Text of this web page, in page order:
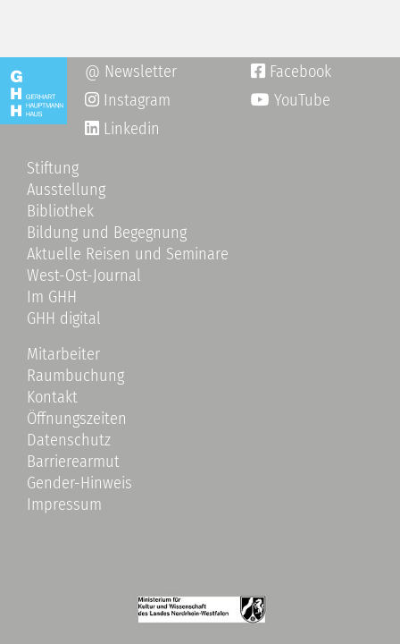
@ Newsletter  Facebook
Instagram
YouTube
Linkedin
Stiftung
Ausstellung
Bibliothek
Bildung und Begegnung
Aktuelle Reisen und Seminare
West-Ost-Journal
Im GHH
GHH digital
Mitarbeiter
Raumbuchung
Kontakt
Öffnungszeiten
Datenschutz
Barrierearmut
Gender-Hinweis
Impressum